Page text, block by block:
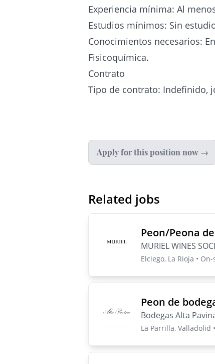
Experiencia mínima: Al
Estudios mínimos: Sin
Conocimientos necesarios:
Fisicoquímica.
Contrato
Tipo de contrato: Indefinido,
Apply for this position now →
Related jobs
Peon/Peona
MURIEL WINES
Elciego, La Rioja •
Peon de
Bodegas Alta
La Parrilla, Valladolid